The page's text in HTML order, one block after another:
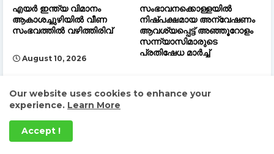
എയർ ഇന്ത്യ വിമാനം
ആകാശച്ചുഴിയിൽ വീണ
സംഭവത്തിൽ വഴിത്തിരിവ്
August 10, 2026
സംഭാവനക്കൊള്ളയിൽ
നിഷ്പക്ഷമായ അന്വേഷണം
ആവശ്യപ്പെട്ട് അഞ്ഞൂറോളം
സന്ന്യാസിമാരുടെ
പ്രതിഷേധ മാർച്ച്
Our website uses cookies to enhance your
experience. Learn More
Accept !